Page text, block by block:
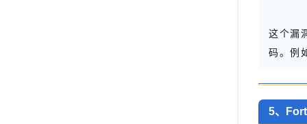
这个漏
码。例
5、